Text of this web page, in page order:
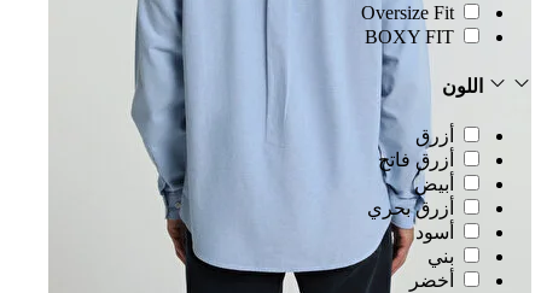
Oversize Fit
BOXY FIT
اللون
أزرق
أزرق فاتح
أبيض
أزرق بحري
أسود
بني
أخضر